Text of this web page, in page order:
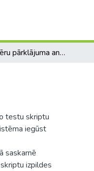
Testpiemēru pārklājuma analīzes sistēma
testu skriptu
iegūst
saskarnē
izpildes